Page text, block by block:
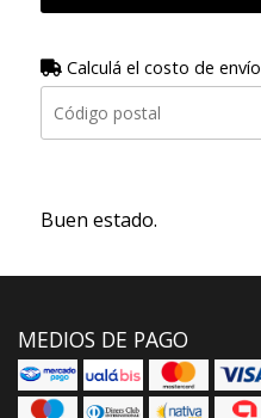
Calculá el costo de envío
Buen estado.
MEDIOS DE PAGO